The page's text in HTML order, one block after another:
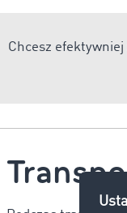
Chcesz